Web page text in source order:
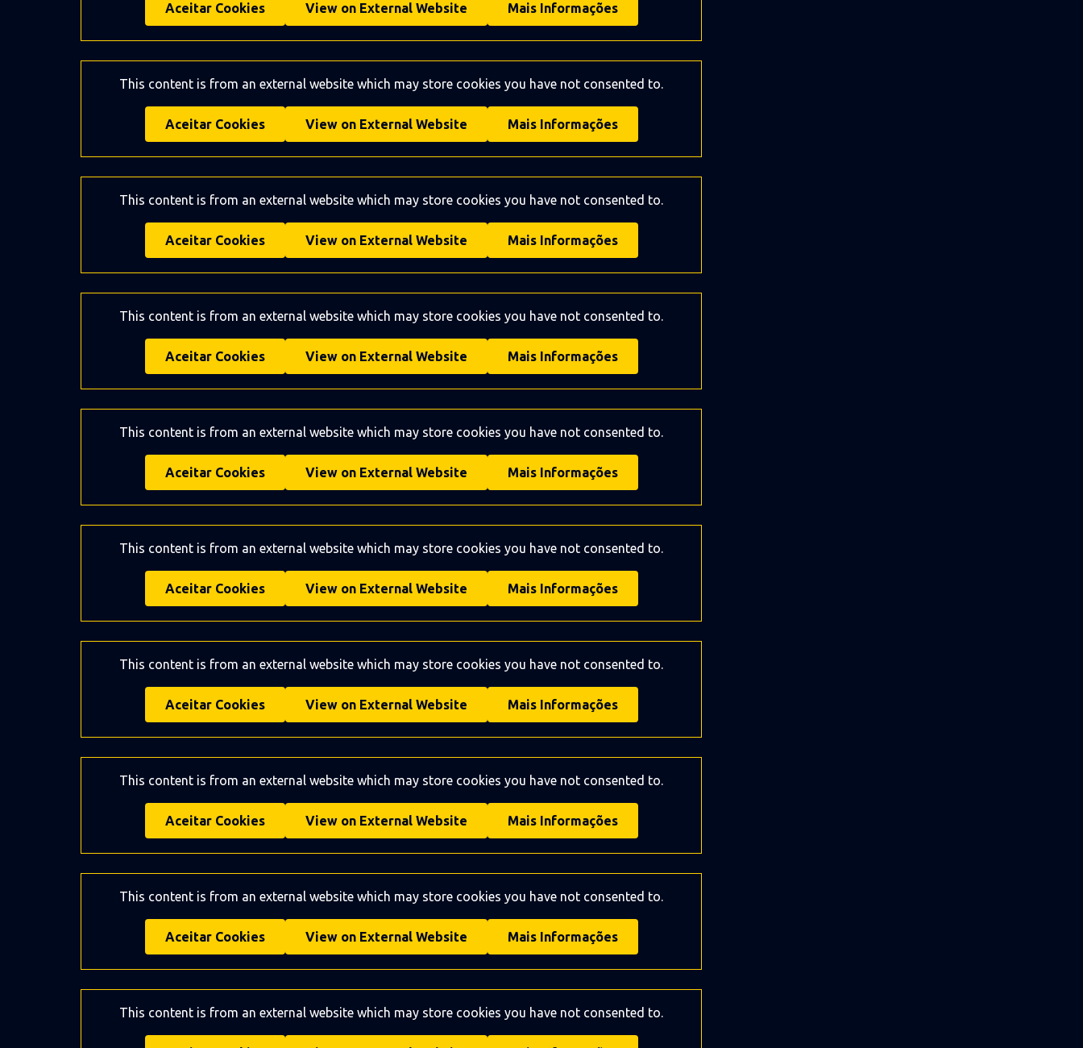
Aceitar Cookies View on External Website Mais Informações
This content is from an external website which may store cookies you have not consented to.
Aceitar Cookies View on External Website Mais Informações
This content is from an external website which may store cookies you have not consented to.
Aceitar Cookies View on External Website Mais Informações
This content is from an external website which may store cookies you have not consented to.
Aceitar Cookies View on External Website Mais Informações
This content is from an external website which may store cookies you have not consented to.
Aceitar Cookies View on External Website Mais Informações
This content is from an external website which may store cookies you have not consented to.
Aceitar Cookies View on External Website Mais Informações
This content is from an external website which may store cookies you have not consented to.
Aceitar Cookies View on External Website Mais Informações
This content is from an external website which may store cookies you have not consented to.
Aceitar Cookies View on External Website Mais Informações
This content is from an external website which may store cookies you have not consented to.
Aceitar Cookies View on External Website Mais Informações
This content is from an external website which may store cookies you have not consented to.